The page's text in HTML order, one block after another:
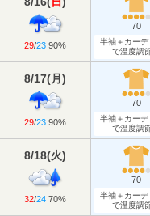
29/23 90%
70
半袖＋カーデ
で温度調
8/17(月 )
29/23 90%
70
半袖＋カーデ
で温度調
8/18(火)
32/24 70%
70
半袖＋カーデ
で温度調